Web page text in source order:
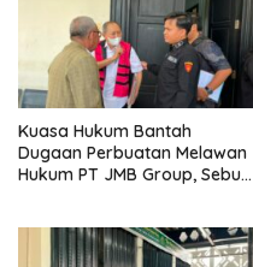
Kuasa Hukum Bantah
Dugaan Perbuatan Melawan
Hukum PT JMB Group, Sebut